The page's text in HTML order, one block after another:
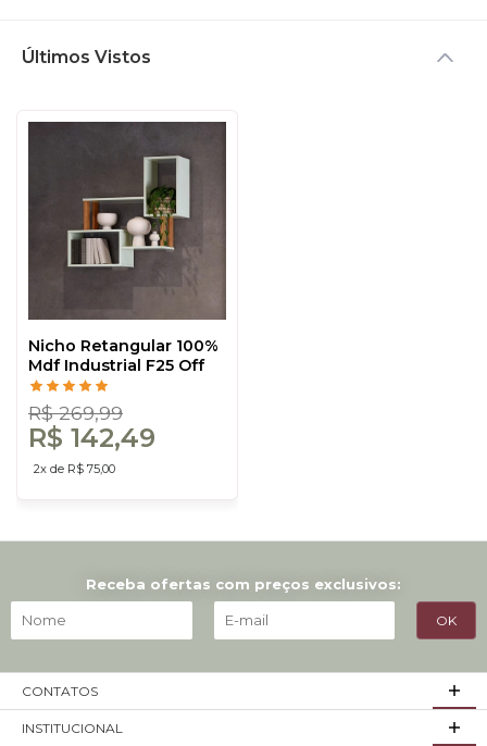
Últimos Vistos
Nicho Retangular 100%
Mdf Industrial F25 Off
White/Freijó - Dalla
Costa
R$ 269,99
R$ 142,49
2x de R$ 75,00
Receba ofertas com preços exclusivos:
CONTATOS
INSTITUCIONAL